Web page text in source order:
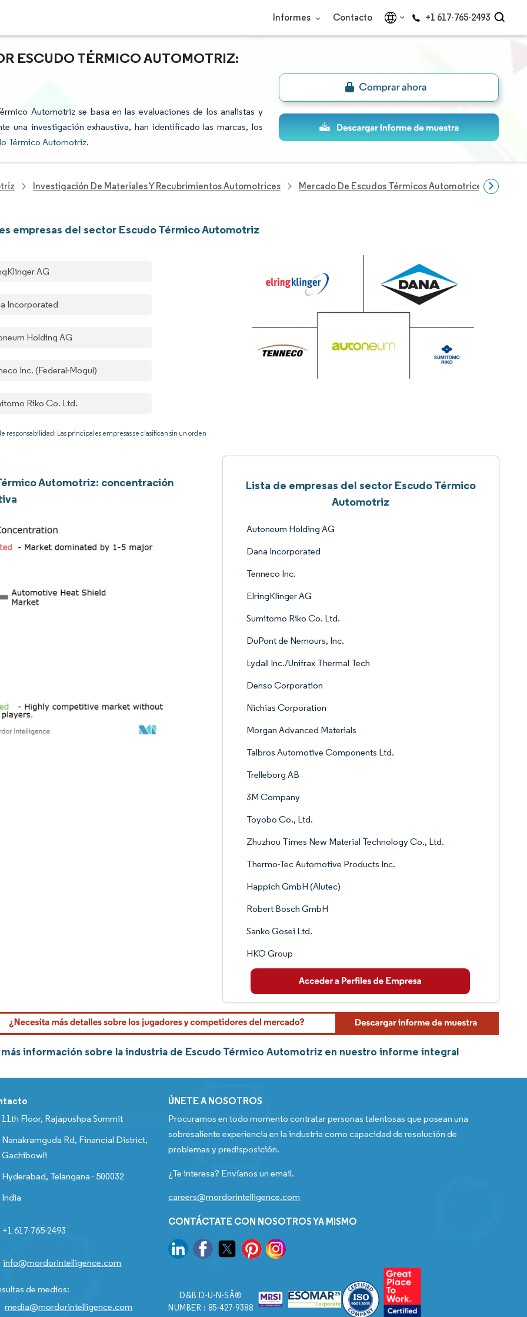
Informes Contacto +1 617-765-2493
ESCUDO TÉRMICO AUTOMOTRIZ:
Automotriz se basa en las evaluaciones de los analistas y
una investigación exhaustiva, han identificado las marcas, los
Térmico Automotriz.
Investigación De Materiales Y Recubrimientos Automotrices Mercado De Escudos Térmicos Automotrices
empresas del sector Escudo Térmico Automotriz
AG
Incorporated
Holding AG
Inc. (Federal-Mogul)
Riko Co. Ltd.
responsabilidad: Las principales empresas se clasifican sin un orden
Automotriz: concentración
Lista de empresas del sector Escudo Térmico
Automotriz
Autoneum Holding AG
Dana Incorporated
Tenneco Inc.
ElringKlinger AG
Sumitomo Riko Co. Ltd.
DuPont de Nemours, Inc.
Lydall Inc./Unifrax Thermal Tech
Denso Corporation
Nichias Corporation
Morgan Advanced Materials
Talbros Automotive Components Ltd.
Trelleborg AB
3M Company
Toyobo Co., Ltd.
Zhuzhou Times New Material Technology Co., Ltd.
Thermo-Tec Automotive Products Inc.
Happich GmbH (Alutec)
Robert Bosch GmbH
Sanko Gosei Ltd.
HKO Group
información sobre la industria de Escudo Térmico Automotriz en nuestro informe integral
11th Floor, Rajapushpa Summit
Nanakramguda Rd, Financial District,
Gachibowli
Hyderabad, Telangana - 500032
India
+1 617-765-2493
info@mordorintelligence.com
de medios:
media@mordorintelligence.com
ÚNETE A NOSOTROS
Procuramos en todo momento contratar personas talentosas que posean una
sobresaliente experiencia en la industria como capacidad de resolución de
problemas y predisposición.
¿Te interesa? Envíanos un email.
careers@mordorintelligence.com
CONTÁCTATE CON NOSOTROS YA MISMO
D&B D-U-N-SÂ®
NUMBER : 85-427-9388